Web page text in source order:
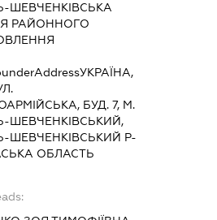
ШЕВЧЕНКІВСЬКА
РАЙОННОГО
УКРАЇНА,
БУД. 7, М.
ШЕВЧЕНКІВСЬКИЙ,
ШЕВЧЕНКІВСЬКИЙ Р-
ОБЛАСТЬ